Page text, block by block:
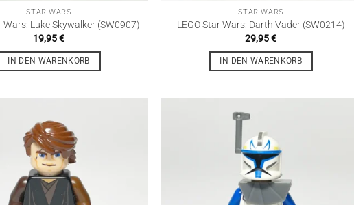
STAR WARS
Wars: Luke Skywalker (SW0907)
19,95€
IN DEN WARENKORB
STAR WARS
LEGO Star Wars: Darth Vader (SW0214)
29,95€
IN DEN WARENKORB